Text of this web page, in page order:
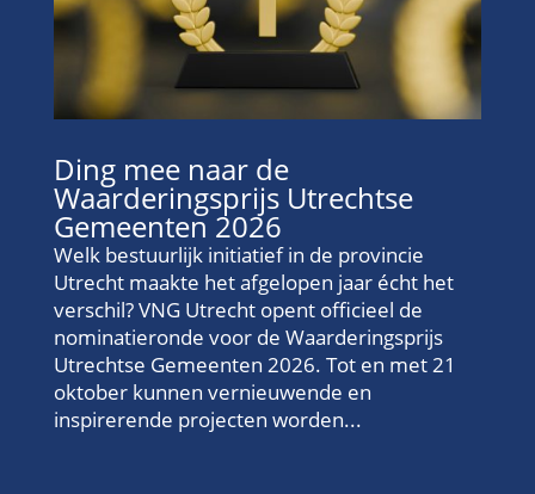
Ding mee naar de
Waarderingsprijs Utrechtse
Gemeenten 2026
Welk bestuurlijk initiatief in de provincie
Utrecht maakte het afgelopen jaar écht het
verschil? VNG Utrecht opent officieel de
nominatieronde voor de Waarderingsprijs
Utrechtse Gemeenten 2026. Tot en met 21
oktober kunnen vernieuwende en
inspirerende projecten worden...